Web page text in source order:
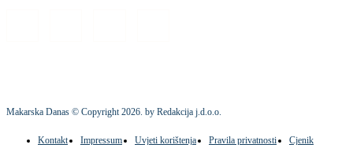
Makarska Danas © Copyright2026. by Redakcija j.d.o.o.
Kontakt Impressum Uvjeti korištenja Pravila privatnosti
Cjenik